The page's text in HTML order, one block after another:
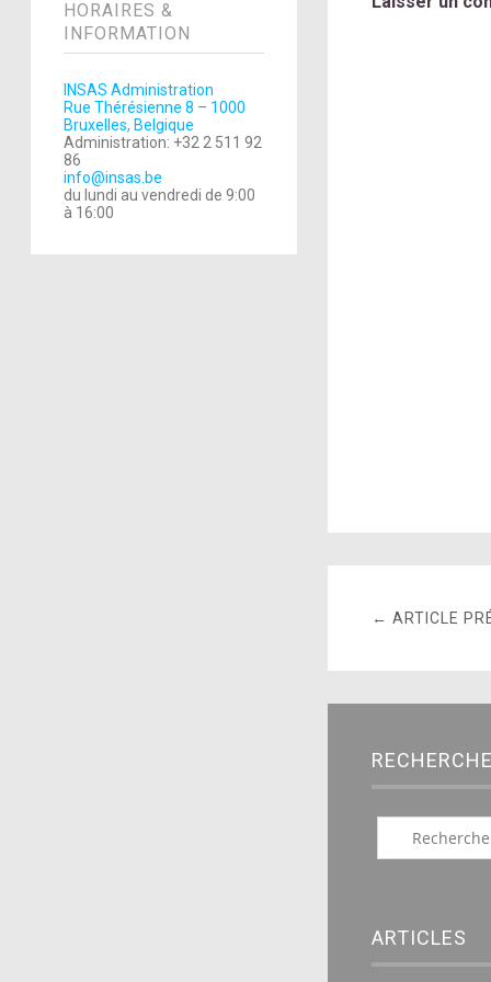
HORAIRES &
INFORMATION
INSAS Administration
Rue Thérésienne 8 – 1000
Bruxelles, Belgique
Administration: +32 2 511 92
86
info@insas.be
du lundi au vendredi de 9:00
à 16:00
← ARTICLE
RECHERCHE
ARTICLES